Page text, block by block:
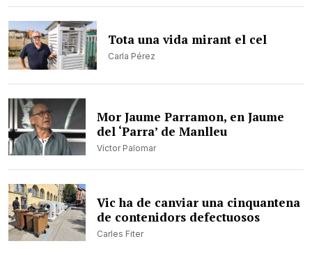
Tota una vida mirant el cel
Carla Pérez
Mor Jaume Parramon, en Jaume
del ‘Parra’ de Manlleu
Víctor Palomar
Vic ha de canviar una cinquantena
de contenidors defectuosos
Carles Fiter